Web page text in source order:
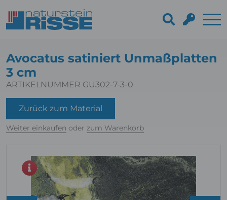
Avocatus satiniert Unmaßplatten
3 cm
ARTIKELNUMMER GU302-7-3-0
Zurück zum Material
Weiter einkaufen oder zum Warenkorb